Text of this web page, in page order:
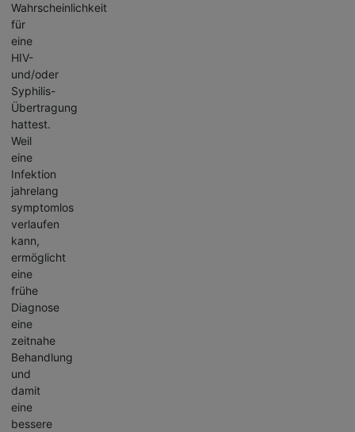
Wahrscheinlichkeit
für
eine
HIV-
und/oder
Syphilis-
Übertragung
hattest.
Weil
eine
Infektion
jahrelang
symptomlos
verlaufen
kann,
ermöglicht
eine
frühe
Diagnose
eine
zeitnahe
Behandlung
und
damit
eine
bessere